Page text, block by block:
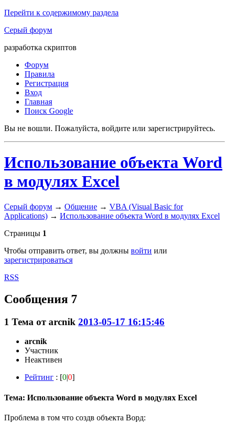
Перейти к содержимому раздела
Серый форум
разработка скриптов
Форум
Правила
Регистрация
Вход
Главная
Поиск Google
Вы не вошли. Пожалуйста, войдите или зарегистрируйтесь.
Использование объекта Word
в модулях Excel
Серый форум → Общение → VBA (Visual Basic for
Applications) → Использование объекта Word в модулях Excel
Страницы 1
Чтобы отправить ответ, вы должны войти или
зарегистрироваться
RSS
Сообщения 7
1 Тема отarcnik 2013-05-17 16:15:46
arcnik
Участник
Неактивен
Рейтинг : [0|0]
Тема: Использование объекта Word в модулях Excel
Проблема в том что создв объекта Ворд: